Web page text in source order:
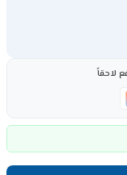
لاحقاً